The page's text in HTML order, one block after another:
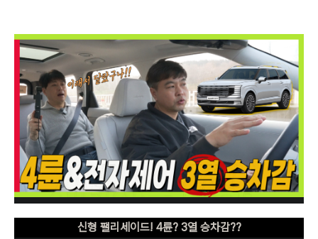
신형 팰리세이드! 4륜? 3열 승차감??